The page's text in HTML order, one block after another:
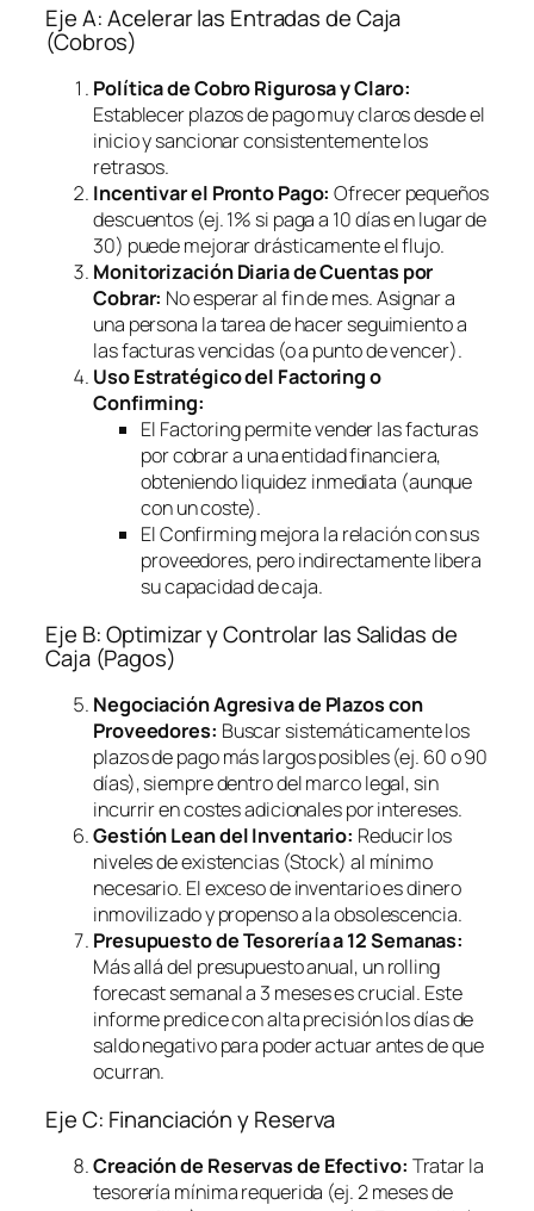
Eje A: Acelerar las Entradas de Caja
(Cobros)
Política de Cobro Rigurosa y Claro:
Establecer plazos de pago muy claros desde el
inicio y sancionar consistentemente los
retrasos.
Incentivar el Pronto Pago: Ofrecer pequeños
descuentos (ej. 1% si paga a 10 días en lugar de
30) puede mejorar drásticamente el flujo.
Monitorización Diaria de Cuentas por
Cobrar: No esperar al fin de mes. Asignar a
una persona la tarea de hacer seguimiento a
las facturas vencidas (o a punto de vencer).
Uso Estratégico del Factoringo
Confirming:
El Factoringpermite vender las facturas
por cobrar a una entidad financiera,
obteniendo liquidez inmediata (aunque
con un coste).
ElConfirmingmejora la relación con sus
proveedores, pero indirectamente libera
su capacidad de caja.
Eje B: Optimizar y Controlar las Salidas de
Caja (Pagos)
Negociación Agresiva de Plazos con
Proveedores: Buscar sistemáticamente los
plazos de pago más largos posibles (ej. 60 o 90
días), siempre dentro del marco legal, sin
incurrir en costes adicionales por intereses.
Gestión Lean del Inventario: Reducir los
niveles de existencias (Stock) al mínimo
necesario. El exceso de inventario es dinero
inmovilizado y propenso a la obsolescencia.
Presupuesto de Tesorería a 12 Semanas:
Más allá del presupuesto anual, unrolling
forecastsemanal a 3 meses es crucial. Este
informe predice con alta precisión los días de
saldo negativo para poder actuar antes de que
ocurran.
Eje C: Financiación y Reserva
Creación de Reservas de Efectivo: Tratar la
tesorería mínima requerida (ej. 2 meses de